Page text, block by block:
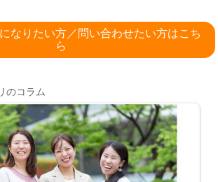
なりたい方／問い合わせたい方はこち
ら
のコラム